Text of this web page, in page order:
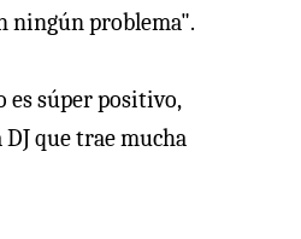
ningún problema".
es súper positivo,
que trae mucha